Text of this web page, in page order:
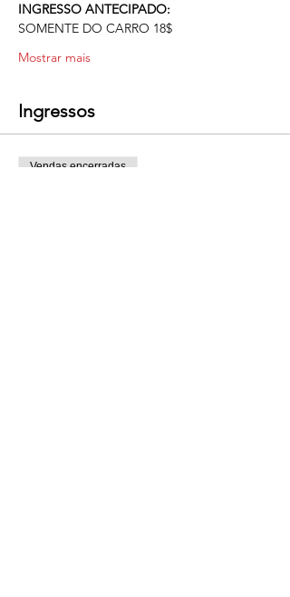
INGRESSO ANTECIPADO:
SOMENTE DO CARRO 18$
Mostrar mais
Ingressos
Vendas encerradas